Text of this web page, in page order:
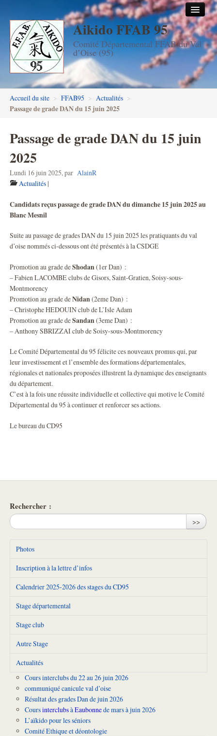
Aikido FFAB 95
Comité Départemental FFAB du Val
d’Oise (95)
Accueil
Les dojos
Stages
Les enseignants
Aïkido enfants & ados
Photos
Accueil du site > FFAB95 > Actualités >
Passage de grade DAN du 15 juin 2025
Passage de grade DAN du 15 juin
2025
Lundi 16 juin 2025,par AlainR
Actualités |
Candidats reçus passage de grade DAN du dimanche 15 juin 2025 au
Blanc Mesnil
Suite au passage de grades DAN du 15 juin 2025 les pratiquants du val
d’oise nommés ci-dessous ont été présentés à la CSDGE
Promotion au grade deShodan(1er Dan) :
– Fabien LACOMBE clubs de Gisors, Saint-Gratien, Soisy-sous-
Montmorency
Promotion au grade deNidan(2eme Dan) :
– Christophe HEDOUIN club de L’Isle Adam
Promotion au grade deSandan(3eme Dan) :
– Anthony SBRIZZAI club de Soisy-sous-Montmorency
Le Comité Départemental du 95 félicite ces nouveaux promus qui, par
leur investissement et l’ensemble des formations départementales,
régionales et nationales proposées illustrent la dynamique des enseignants
du département.
C’est à la fois une réussite individuelle et collective qui motive le Comité
Départemental du 95 à continuer et renforcer ses actions.
Le bureau du CD95
Rechercher :
>>
Photos
Inscription à la lettre d’infos
Calendrier 2025-2026 des stages du CD95
Stage départemental
Stage club
Autre Stage
Actualités
Cours interclubs du 22 au 26 juin 2026
communiqué canicule val d’oise
Résultat des grades Dan de juin 2026
CoursinterclubsàEaubonnede mars à juin 2026
L’aïkido pour les séniors
Comité Ethique et déontologie